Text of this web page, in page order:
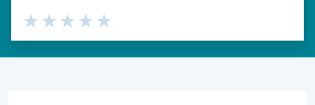
Valuta 5 stelle su 5
Valuta 4 stelle su 5
Valuta 3 stelle su 5
Valuta 2 stelle su 5
Valuta 1 stelle su 5